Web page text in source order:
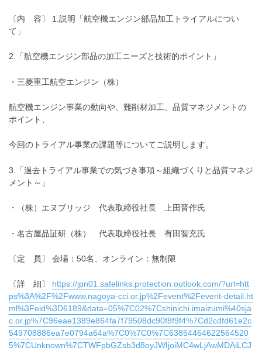
〔内 容〕 1.説明「航空機エンジン部品加工トライアルについ
て」
2.「航空機エンジン部品の加工ニーズと技術的ポイント」
・三菱重工航空エンジン（株）
航空機エンジン事業の動向や、難削材加工、品質マネジメントの
ポイント、
今回のトライアル事業の課題等についてご説明します。
3.「過去トライアル事業での気づき事項～組織づくりと品質マネジ
メント～」
・（株）エヌブリッジ 代表取締役社長 上田晋作氏
・名古屋品証研（株） 代表取締役社長 有田智充氏
〔定 員〕 会場：50名、オンライン：無制限
〔詳 細〕 https://jpn01.safelinks.protection.outlook.com/?url=htt
ps%3A%2F%2Fwww.nagoya-cci.or.jp%2Fevent%2Fevent-detail.ht
ml%3Feid%3D6189&data=05%7C02%7Cshinichi.imaizumi%40sja
c.or.jp%7C96eae1389e864fa7f79508dc90f8f9f4%7Cd2cdfd61e2c
549708886ea7e0794a64a%7C0%7C0%7C63854464622564520
5%7CUnknown%7CTWFpbGZsb3d8eyJWIjoiMC4wLjAwMDAiLCJ